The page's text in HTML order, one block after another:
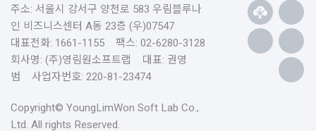
주소: 서울시 강서구 양천로 583 우림블루나
인 비즈니스센터 A동 23층 (우)07547
대표전화: 1661-1155 팩스: 02-6280-3128
회사명: (주)영림원소프트랩 대표: 권영
범 사업자번호: 220-81-23474
Copyright© YoungLimWon Soft Lab Co.,
Ltd. All rights Reserved.